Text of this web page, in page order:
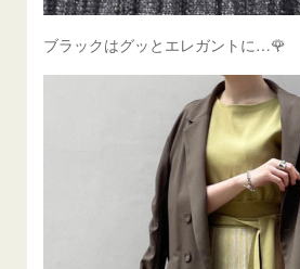
ブラックはグッとエレガントに…🌹